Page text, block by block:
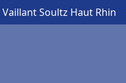
Soultz Haut Rhin